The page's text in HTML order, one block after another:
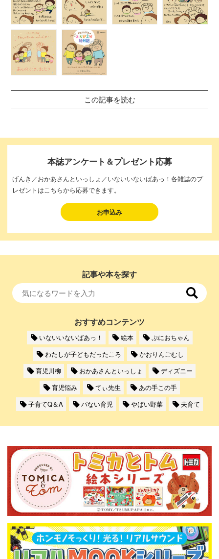
この記事を読む
本誌アンケート＆プレゼント応募
げんき／おかあさんといっしょ／いないいないばあっ！各雑誌のプ
レゼントはこちらから応募できます。
お申込み
記事や本を探す
おすすめコンテンツ
いないいないばあっ！ 絵本
ぷにおちゃん
わたしが子どもだったころ
かおりんごむし
育児川柳
おかあさんといっしょ
ディズニー
育児悩み
てぃ先生
あの手この手
子育てQ＆A
パない育児 やばい野菜 夫育て